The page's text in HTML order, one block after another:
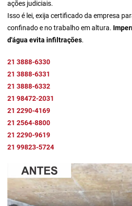
ações judiciais.
Isso é lei, exija certificado da empresa
confinado e no trabalho em altura.
d'água evita infiltrações.
21 3888-6330
21 3888-6331
21 3888-6332
21 98472-2031
21 2290-4169
21 2564-8800
21 2290-9619
21 99823-5724